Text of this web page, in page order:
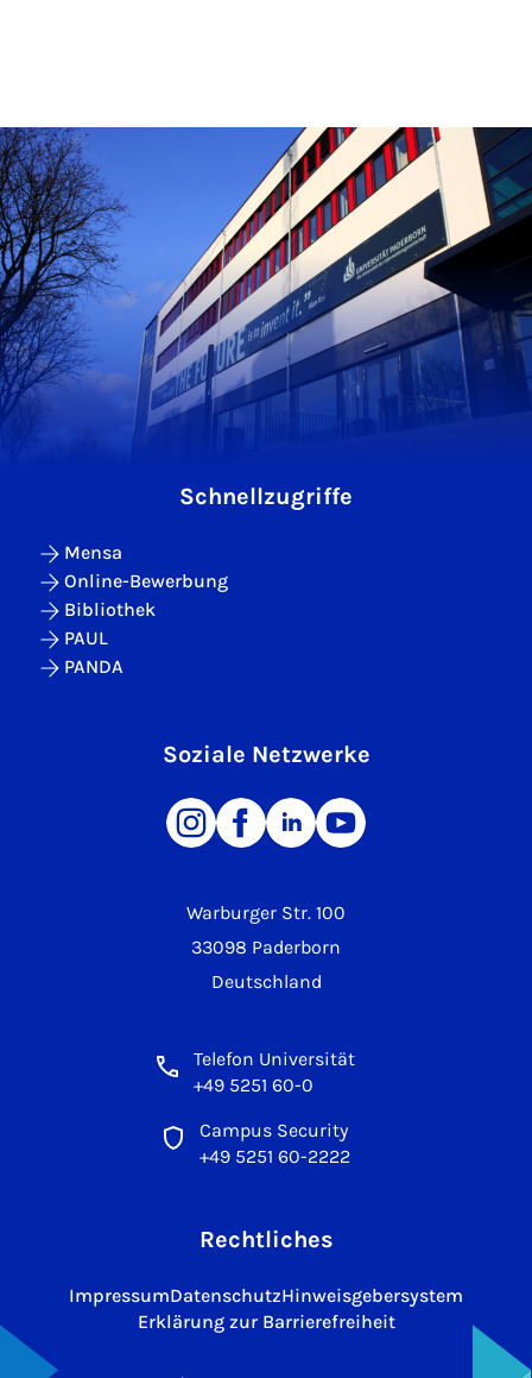
Warburger Str. 100
33098 Paderborn
Deutschland
Telefon Universität
+49 5251 60-0
Campus Security
+49 5251 60-2222
Schnellzugriffe
Mensa
Online-Bewerbung
Bibliothek
PAUL
PANDA
Soziale Netzwerke
Rechtliches
ImpressumDatenschutzHinweisgebersystem
Erklärung zur Barrierefreiheit